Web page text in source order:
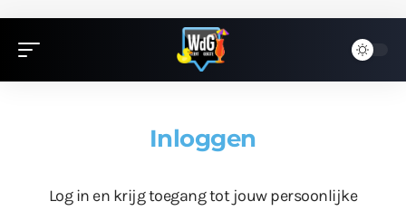
Inloggen
Log in en krijg toegang tot jouw persoonlijke